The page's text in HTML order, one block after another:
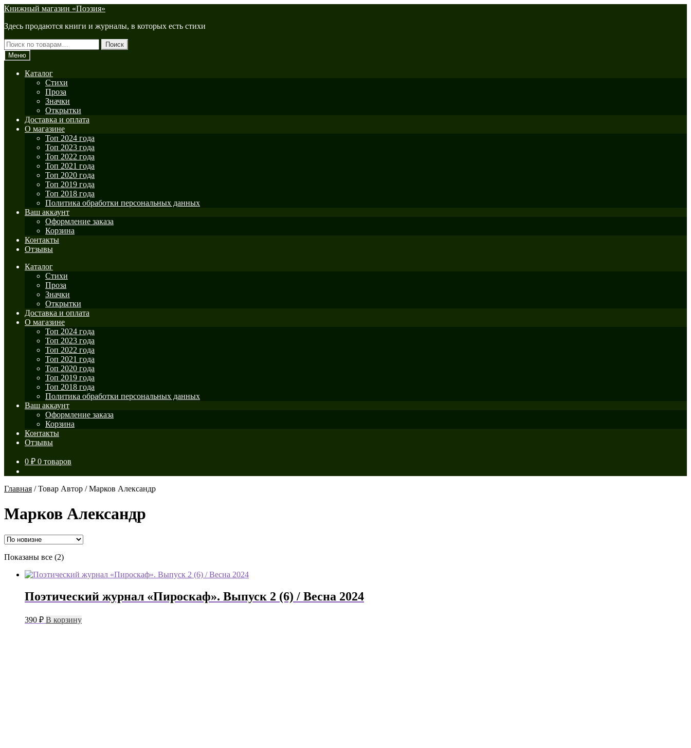
Перейти
навигации
Перейти
содержимому
Книжный магазин «Поэзия»
Здесь продаются книги и журналы, в которых есть стихи
Искать:
Поиск
Меню
Каталог
Стихи
Проза
Значки
Открытки
Доставка и оплата
О магазине
Топ 2024 года
Топ 2023 года
Топ 2022 года
Топ 2021 года
Топ 2020 года
Топ 2019 года
Топ 2018 года
Политика обработки персональных данных
Ваш аккаунт
Оформление заказа
Корзина
Контакты
Отзывы
Каталог
Стихи
Проза
Значки
Открытки
Доставка и оплата
О магазине
Топ 2024 года
Топ 2023 года
Топ 2022 года
Топ 2021 года
Топ 2020 года
Топ 2019 года
Топ 2018 года
Политика обработки персональных данных
Ваш аккаунт
Оформление заказа
Корзина
Контакты
Отзывы
0 ₽ 0 товаров
Главная /Товар Автор /Марков Александр
Марков Александр
Показаны все (2)Сортировка:
недавние
Поэтический журнал «Пироскаф». Выпуск 2 (6) / Весна 2024
390 ₽ В корзину